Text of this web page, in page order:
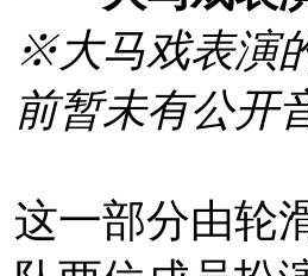
相关来源
※大马戏表演
前暂未有公开
这一部分由轮